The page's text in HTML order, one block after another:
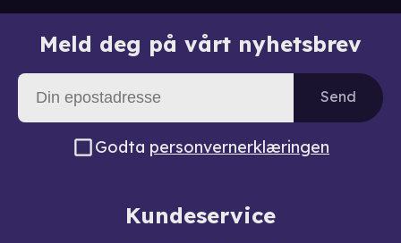
Meld deg på vårt nyhetsbrev
Send
Godta personvernerklæringen
Kundeservice